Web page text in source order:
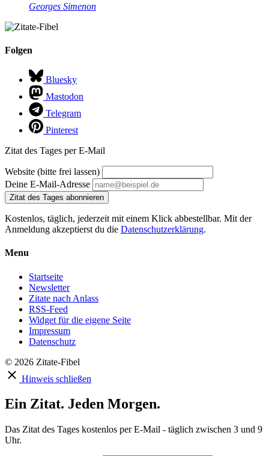
Georges Simenon
Folgen
Bluesky
Mastodon
Telegram
Pinterest
Zitat des Tages per E-Mail
Website (bitte frei lassen)
Deine E-Mail-Adresse
Zitat des Tages abonnieren
Kostenlos, täglich, jederzeit mit einem Klick abbestellbar. Mit der
Anmeldung akzeptierst du die Datenschutzerklärung.
Menu
Startseite
Newsletter
Zitate nach Anlass
RSS-Feed
Widget für die eigene Seite
Impressum
Datenschutz
© 2026 Zitate-Fibel
Hinweis schließen
Ein Zitat. Jeden Morgen.
Das Zitat des Tages kostenlos per E-Mail - täglich zwischen 3 und 9
Uhr.